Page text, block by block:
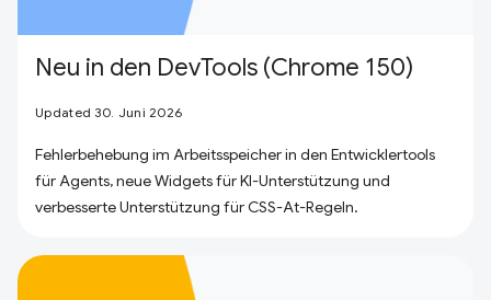
Neu in den DevTools (Chrome 150)
Updated 30. Juni 2026
Fehlerbehebung im Arbeitsspeicher in den Entwicklertools
für Agents, neue Widgets für KI-Unterstützung und
verbesserte Unterstützung für CSS-At-Regeln.